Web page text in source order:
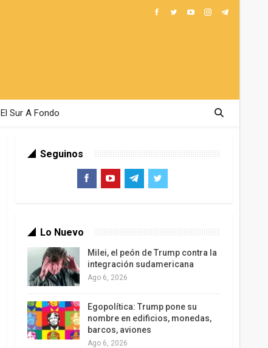
El Sur A Fondo
Seguinos
Lo Nuevo
Milei, el peón de Trump contra la
integración sudamericana
Ago 6, 2026
Egopolítica: Trump pone su
nombre en edificios, monedas,
barcos, aviones
Ago 6, 2026